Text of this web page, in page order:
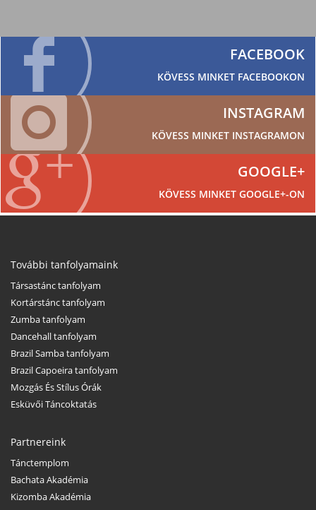
FACEBOOK
KÖVESS MINKET FACEBOOKON
INSTAGRAM
KÖVESS MINKET INSTAGRAMON
GOOGLE+
KÖVESS MINKET GOOGLE+-ON
További tanfolyamaink
Társastánc tanfolyam
Kortárstánc tanfolyam
Zumba tanfolyam
Dancehall tanfolyam
Brazil Samba tanfolyam
Brazil Capoeira tanfolyam
Mozgás És Stílus Órák
Esküvői Táncoktatás
Partnereink
Tánctemplom
Bachata Akadémia
Kizomba Akadémia